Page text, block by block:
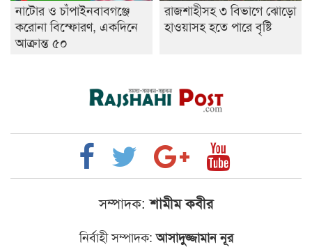
নাটোর ও চাঁপাইনবাবগঞ্জে
করোনা বিস্ফোরণ, একদিনে
আক্রান্ত ৫০
রাজশাহীসহ ৩ বিভাগে ঝোড়ো
হাওয়াসহ হতে পারে বৃষ্টি
সম্পাদক: শামীম কবীর
নির্বাহী সম্পাদক:আসাদুজ্জামান নূর